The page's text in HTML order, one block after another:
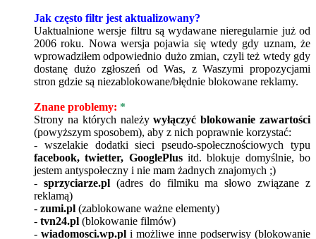
Jak często filtr jest aktualizowany?
Uaktualnione wersje filtru są wydawane nieregularnie już od
2006 roku. Nowa wersja pojawia się wtedy gdy uznam, że
wprowadziłem odpowiednio dużo zmian, czyli też wtedy gdy
dostanę dużo zgłoszeń od Was, z Waszymi propozycjami
stron gdzie są niezablokowane/błędnie blokowane reklamy.
Znane problemy: *
Strony na których należywyłączyć blokowanie zawartości
(powyższym sposobem), aby z nich poprawnie korzystać:
- wszelakie dodatki sieci pseudo-społecznościowych typu
facebook, twietter, GooglePlusitd. blokuje domyślnie, bo
jestem antyspołeczny i nie mam żadnych znajomych ;)
- sprzyciarze.pl(adres do filmiku ma słowo związane z
reklamą)
- zumi.pl (zablokowane ważne elementy)
- tvn24.pl (blokowanie filmów)
- wiadomosci.wp.pl i możliwe inne podserwisy (blokowanie